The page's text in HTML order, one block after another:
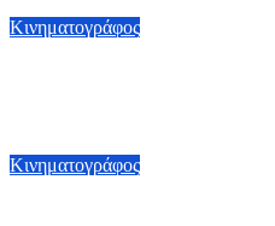
Κινηματογράφος
Κινηματογράφος